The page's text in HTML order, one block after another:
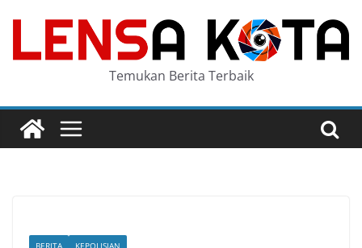
content
Temukan Berita Terbaik
BERITA KEPOLISIAN